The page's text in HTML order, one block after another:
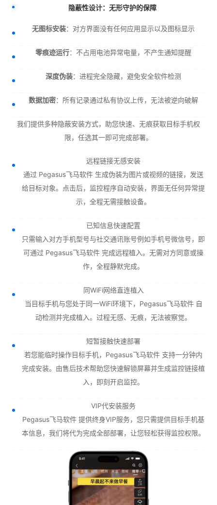
隐蔽性设计：无形守护的保障
无图标安装：对方界面没有任何应用显示以及图标显示
零痕迹运行：不占用电池异常电量，不产生通知提醒
深度伪装：进程完全隐藏，避免安全软件检测
数据加密：所有记录通过私有协议上传，无法被逆向破解
我们提供多种隐蔽安装方式，助您快速、无痕获取目标手机权
限，任选其一即可完成部署。
远程链接无感安装
通过 Pegasus飞马软件 生成伪装为图片或视频的链接，发送
给目标对象。点击后，监控程序自动安装，界面无任何异常提
示，全程无需接触设备。
已知信息快速配置
只需输入对方手机型号与社交通讯账号例如手机号微信号，即
可通过 Pegasus飞马软件 完成远程植入。无需对方同意或操
作，全程静默完成。
同WiFi网络直连植入
当目标手机与您处于同一WiFi环境下，Pegasus飞马软件 自
动检测并完成植入。过程无感、无痕，无法被察觉。
短暂接触快速部署
若您能临时操作目标手机，Pegasus飞马软件 支持一分钟内
完成安装。由售后技术帮助您快速解锁屏幕并生成监控链接植
入，即刻开启监控。
VIP代安装服务
Pegasus飞马软件 提供终身VIP服务，您只需提供目标手机基
本信息，我们将代为完成全部部署，让您轻松获得监控权限。